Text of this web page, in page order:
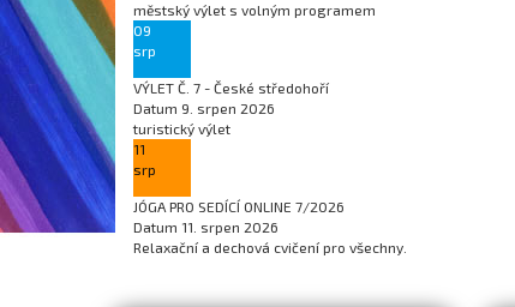
městský výlet s volným programem
09
srp
VÝLET Č. 7 - České středohoří
Datum 9. srpen 2026
turistický výlet
11
srp
JÓGA PRO SEDÍCÍ ONLINE 7/2026
Datum 11. srpen 2026
Relaxační a dechová cvičení pro všechny.